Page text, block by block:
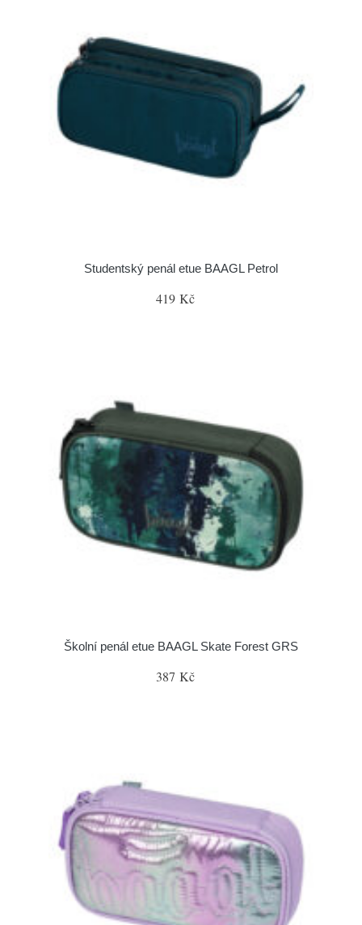
Studentský penál etue BAAGL Petrol
419 Kč
Školní penál etue BAAGL Skate Forest GRS
387 Kč